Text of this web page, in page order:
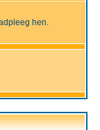
hen.